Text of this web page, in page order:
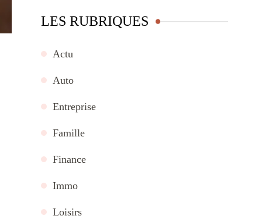
LES RUBRIQUES
Actu
Auto
Entreprise
Famille
Finance
Immo
Loisirs